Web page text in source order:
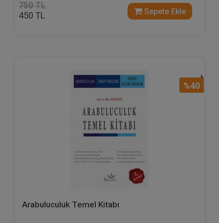
750 TL
450 TL Sepete Ekle
%40
Arabuluculuk Temel Kitabı